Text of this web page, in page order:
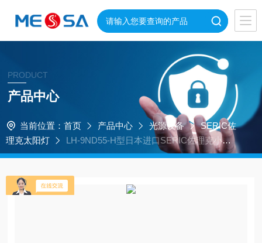
PRODUCT
产品中心
当前位置： 首页 产品中心 光源设备
SERIC佐
理克太阳灯
LH-9ND55-H型日本进口SERIC佐理克小型
太阳光光源可携带